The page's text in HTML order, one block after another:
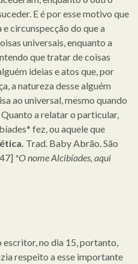
E é por esse motivo que
circunspecção do que a
universais, enquanto a
que tratar de coisas
ideias e atos que, por
a natureza desse alguém
ao universal, mesmo quando
Quanto a relatar o particular,
fez, ou aquele que
Trad. Baby Abrão. São
*O nome Alcibíades, aqui
no dia 15, portanto,
respeito a esse importante